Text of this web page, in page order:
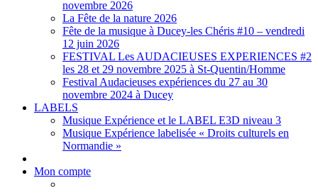
novembre 2026
La Fête de la nature 2026
Fête de la musique à Ducey-les Chéris #10 – vendredi
12 juin 2026
FESTIVAL Les AUDACIEUSES EXPERIENCES #2
les 28 et 29 novembre 2025 à St-Quentin/Homme
Festival Audacieuses expériences du 27 au 30
novembre 2024 à Ducey
LABELS
Musique Expérience et le LABEL E3D niveau 3
Musique Expérience labelisée « Droits culturels en
Normandie »
Mon compte